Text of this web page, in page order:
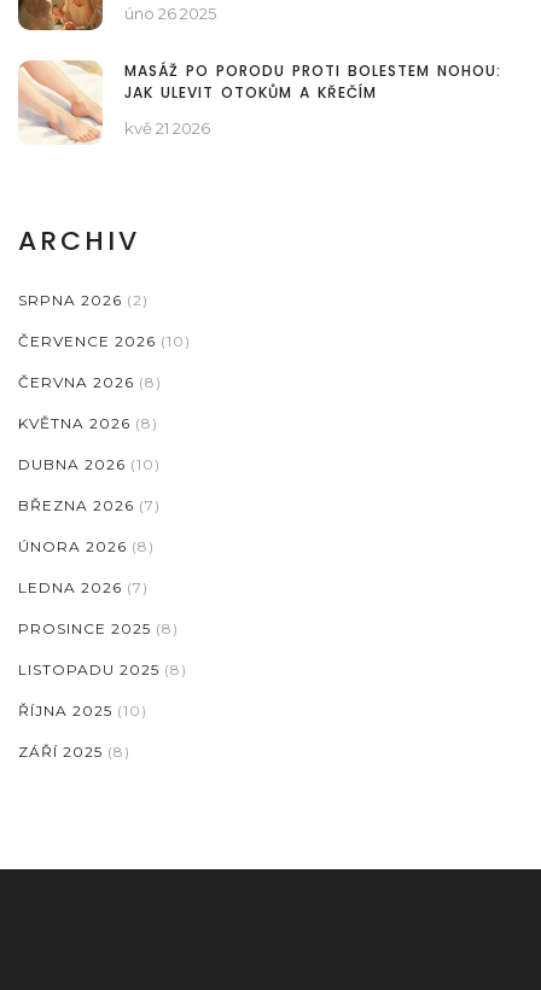
úno 26 2025
MASÁŽ PO PORODU PROTI BOLESTEM NOHOU:
JAK ULEVIT OTOKŮM A KŘEČÍM
kvě 21 2026
ARCHIV
SRPNA 2026 (2)
ČERVENCE 2026 (10)
ČERVNA 2026 (8)
KVĚTNA 2026 (8)
DUBNA 2026 (10)
BŘEZNA 2026 (7)
ÚNORA 2026 (8)
LEDNA 2026 (7)
PROSINCE 2025 (8)
LISTOPADU 2025 (8)
ŘÍJNA 2025 (10)
ZÁŘÍ 2025 (8)